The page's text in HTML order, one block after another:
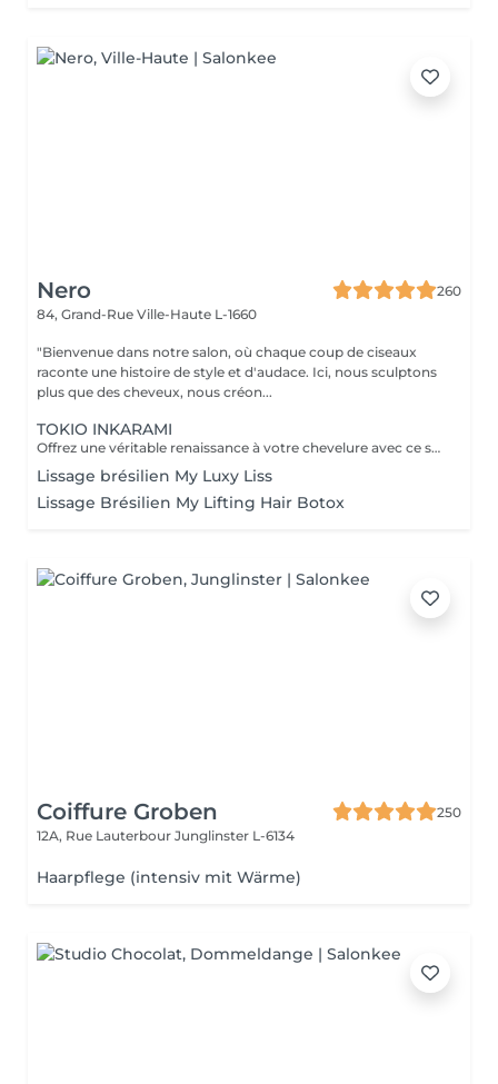
Nero
260
84, Grand-Rue Ville-Haute L-1660
"Bienvenue dans notre salon, où chaque coup de ciseaux
raconte une histoire de style et d'audace. Ici, nous sculptons
plus que des cheveux, nous créon...
TOKIO INKARAMI
Offrez une véritable renaissance à votre chevelure avec ce soin japonais révolutionnaire. Plus qu'un simple traitement, le Tokio Inkarami est un protocole de reconstruction profonde à la kératine qui répare les cheveux abîmés (colorations, chaleur, fatigue). L'action : Il pénètre au cur de la fibre pour combler les brèches et renforcer la structure interne. Le résultat : Immédiatement, vos cheveux sont plus forts, incroyablement doux, brillants et souples. L'indispensable pour retrouver une chevelure saine, disciplinée et pleine de vitalité.
Lissage brésilien My Luxy Liss
Lissage Brésilien My Lifting Hair Botox
Coiffure Groben
250
12A, Rue Lauterbour Junglinster L-6134
Haarpflege (intensiv mit Wärme)